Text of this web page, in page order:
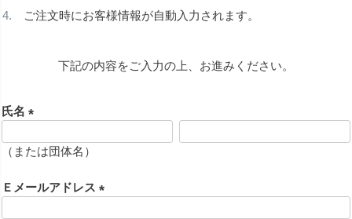
ご注文時にお客様情報が自動入力されます。
下記の内容をご入力の上、お進みください。
氏名
必
)
（または団体名）
Ｅメールアドレス